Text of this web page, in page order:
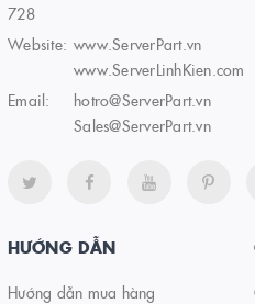
728
Website: www.ServerPart.vn
www.ServerLinhKien.com
Email:
hotro@ServerPart.vn
Sales@ServerPart.vn
HƯỚNG DẪN
Hướng dẫn mua hàng